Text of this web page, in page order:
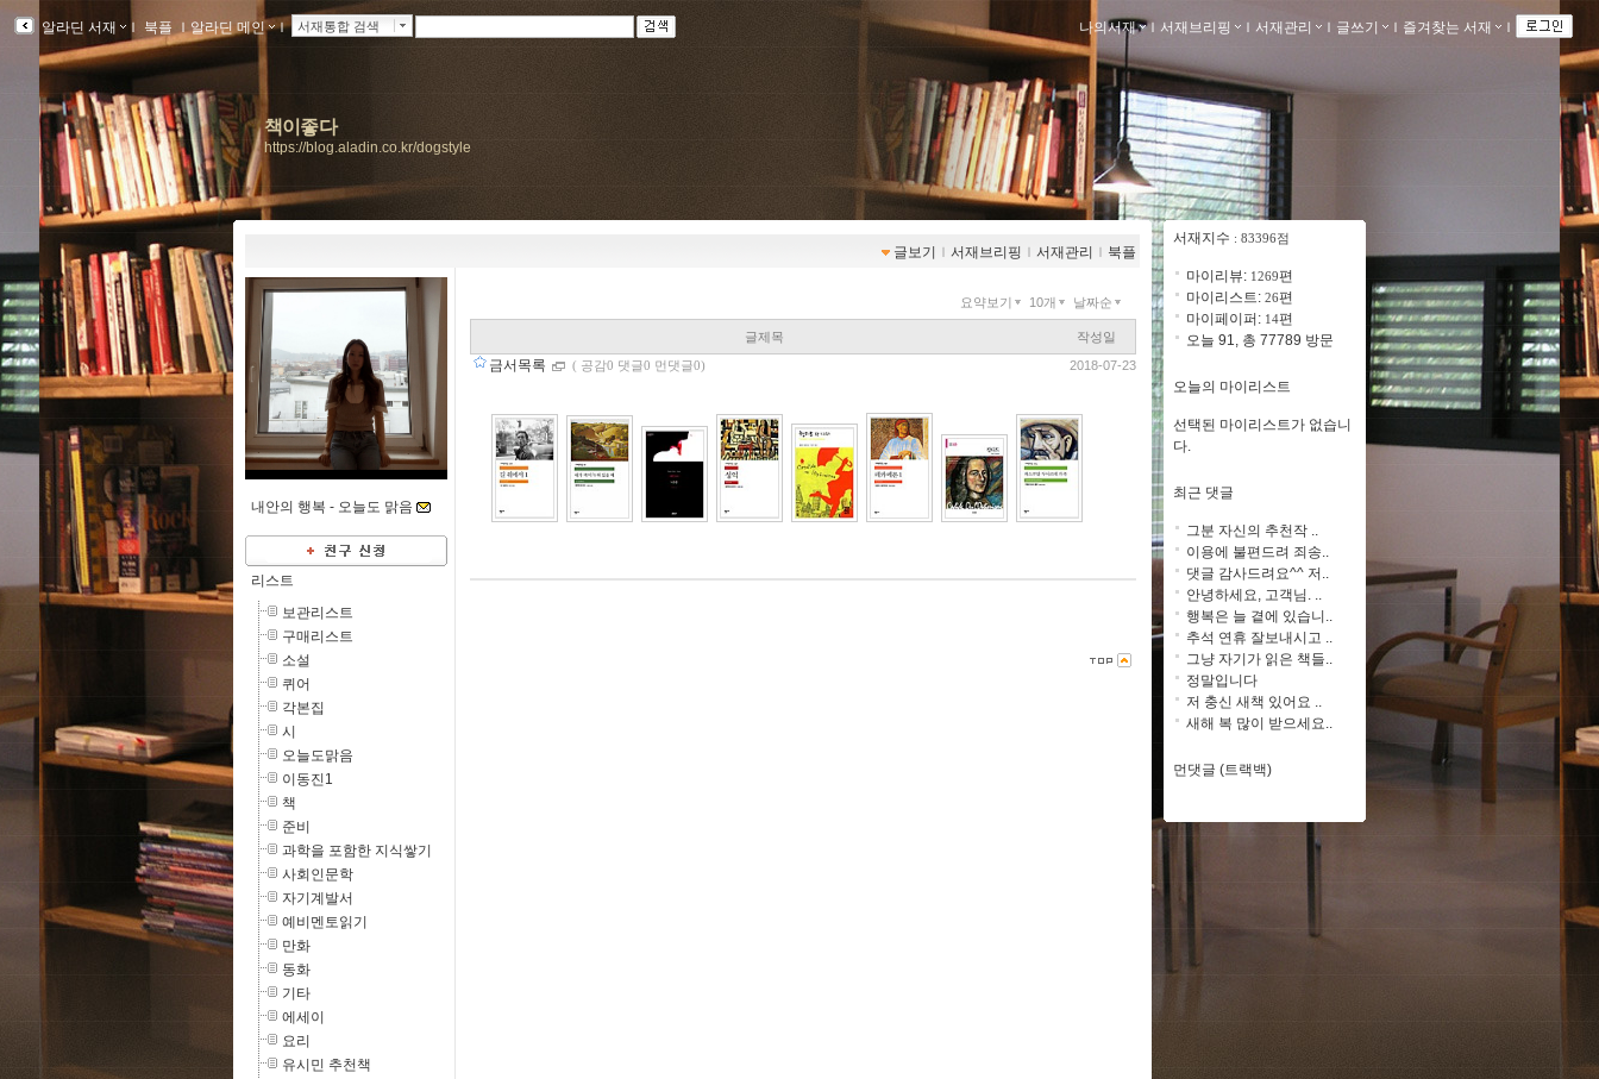
알라딘 서재 ｌ 북플 ｌ알라딘 메인 ｌ 서재통합 검색 나의서재 ｌ 서재브리핑 ｌ 서재관리 ｌ 글쓰기 ｌ 즐겨찾는 서재 ｌ
책이좋다
https://blog.aladin.co.kr/dogstyle
글보기 ｌ 서재브리핑 ｌ 서재관리 ｌ 북플
내안의 행복 - 오늘도 맑음
리스트
보관리스트
구매리스트
소설
퀴어
각본집
시
오늘도맑음
이동진1
책
준비
과학을 포함한 지식쌓기
사회인문학
자기계발서
예비멘토읽기
만화
동화
기타
에세이
요리
유시민 추천책
요약보기 10개 날짜순
글제목 작성일
금서목록 ( 공감0 댓글0 먼댓글0) 2018-07-23
서재지수 : 83396점
마이리뷰: 1269편
마이리스트: 26편
마이페이퍼: 14편
오늘 91, 총 77789 방문
오늘의 마이리스트
선택된 마이리스트가 없습니
다.
최근 댓글
그분 자신의 추천작 ..
이용에 불편드려 죄송..
댓글 감사드려요^^ 저..
안녕하세요, 고객님. ..
행복은 늘 곁에 있습니..
추석 연휴 잘보내시고 ..
그냥 자기가 읽은 책들..
정말입니다
저 충신 새책 있어요 ..
새해 복 많이 받으세요..
먼댓글 (트랙백)